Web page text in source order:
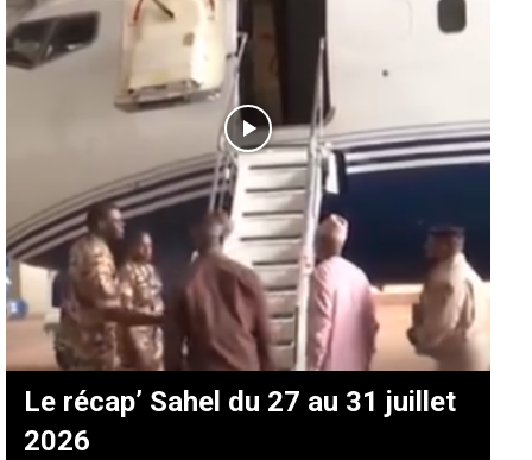
Le récap’ Sahel du 27 au 31 juillet
2026